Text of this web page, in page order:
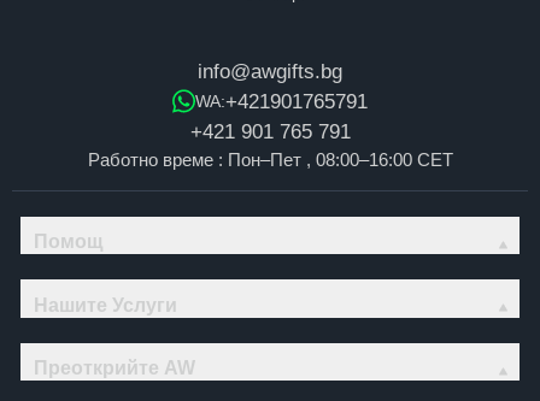
info@awgifts.bg
WA:+421901765791
+421 901 765 791
Работно време : Пон–Пет , 08:00–16:00 CET
Помощ
Нашите Услуги
Преоткрийте AW